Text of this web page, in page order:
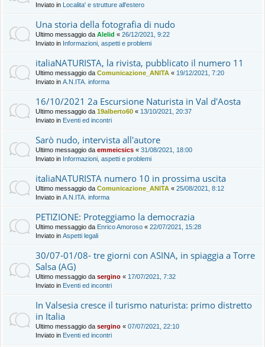
Inviato in Localita' e strutture all'estero
Una storia della fotografia di nudo
Ultimo messaggio da Alelid « 26/12/2021, 9:22
Inviato in Informazioni, aspetti e problemi
italiaNATURISTA, la rivista, pubblicato il numero 11
Ultimo messaggio da Comunicazione_ANITA « 19/12/2021, 7:20
Inviato in A.N.ITA. informa
16/10/2021 2a Escursione Naturista in Val d'Aosta
Ultimo messaggio da 19alberto60 « 13/10/2021, 20:37
Inviato in Eventi ed incontri
Sarò nudo, intervista all'autore
Ultimo messaggio da emmeicsics « 31/08/2021, 18:00
Inviato in Informazioni, aspetti e problemi
italiaNATURISTA numero 10 in prossima uscita
Ultimo messaggio da Comunicazione_ANITA « 25/08/2021, 8:12
Inviato in A.N.ITA. informa
PETIZIONE: Proteggiamo la democrazia
Ultimo messaggio da Enrico Amoroso « 22/07/2021, 15:28
Inviato in Aspetti legali
30/07-01/08- tre giorni con ASINA, in spiaggia a Torre
Salsa (AG)
Ultimo messaggio da sergino « 17/07/2021, 7:32
Inviato in Eventi ed incontri
In Valsesia cresce il turismo naturista: primo distretto
in Italia
Ultimo messaggio da sergino « 07/07/2021, 22:10
Inviato in Eventi ed incontri